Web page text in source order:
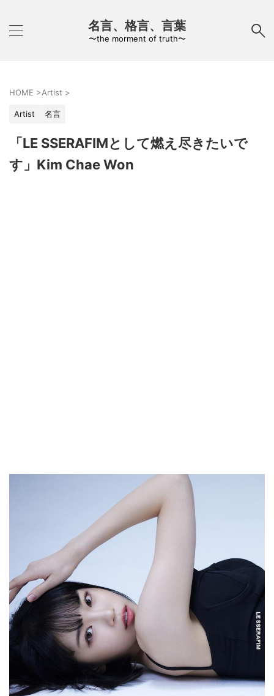
名言、格言、言葉
〜the morment of truth〜
HOME >Artist >
Artist 名言
「LE SSERAFIMとして燃え尽きたいで
す」Kim Chae Won